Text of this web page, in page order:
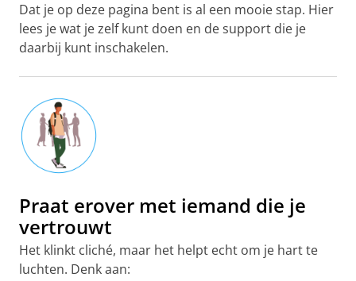
Dat je op deze pagina bent is al een mooie stap. Hier
lees je wat je zelf kunt doen en de support die je
daarbij kunt inschakelen.
Praat erover met iemand die je
vertrouwt
Het klinkt cliché, maar het helpt echt om je hart te
luchten. Denk aan: